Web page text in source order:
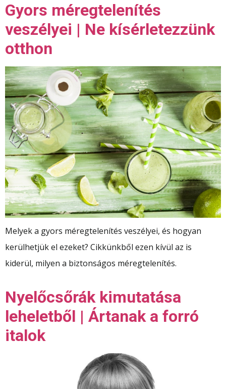
Gyors méregtelenítés
veszélyei | Ne kísérletezzünk
otthon
Melyek a gyors méregtelenítés veszélyei, és hogyan
kerülhetjük el ezeket? Cikkünkből ezen kívül az is
kiderül, milyen a biztonságos méregtelenítés.
Nyelőcsőrák kimutatása
leheletből | Ártanak a forró
italok